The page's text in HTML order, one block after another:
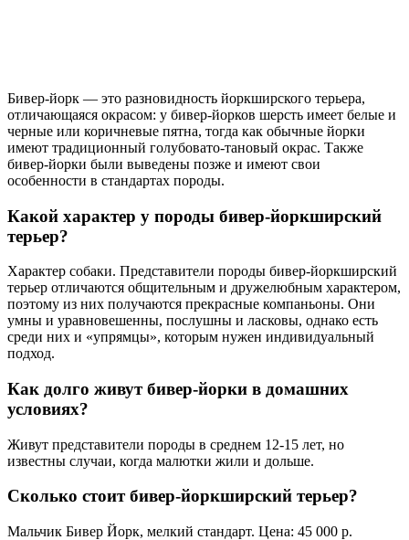
Бивер-йорк — это разновидность йоркширского терьера,
отличающаяся окрасом: у бивер-йорков шерсть имеет белые и
черные или коричневые пятна, тогда как обычные йорки
имеют традиционный голубовато-тановый окрас. Также
бивер-йорки были выведены позже и имеют свои
особенности в стандартах породы.
Какой характер у породы бивер-йоркширский
терьер?
Характер собаки. Представители породы бивер-йоркширский
терьер отличаются общительным и дружелюбным характером,
поэтому из них получаются прекрасные компаньоны. Они
умны и уравновешенны, послушны и ласковы, однако есть
среди них и «упрямцы», которым нужен индивидуальный
подход.
Как долго живут бивер-йорки в домашних
условиях?
Живут представители породы в среднем 12-15 лет, но
известны случаи, когда малютки жили и дольше.
Сколько стоит бивер-йоркширский терьер?
Мальчик Бивер Йорк, мелкий стандарт. Цена: 45 000 р.